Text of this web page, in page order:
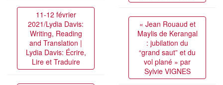
11-12 février
2021/Lydia Davis:
Writing, Reading
and Translation |
Lydia Davis: Écrire,
Lire et Traduire
« Jean Rouaud et
Maylis de Kerangal
: jubilation du
“grand saut” et du
vol plané » par
Sylvie VIGNES